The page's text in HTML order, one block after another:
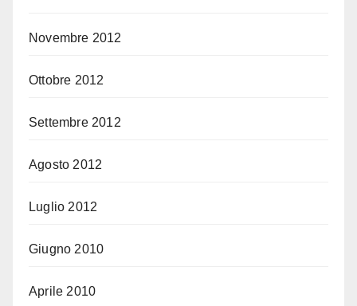
Novembre 2012
Ottobre 2012
Settembre 2012
Agosto 2012
Luglio 2012
Giugno 2010
Aprile 2010